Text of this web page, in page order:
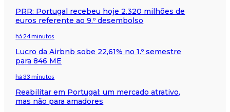
PRR: Portugal recebeu hoje 2.320 milhões de
euros referente ao 9.º desembolso
há 24 minutos
Lucro da Airbnb sobe 22,61% no 1.º semestre
para 846 ME
há 33 minutos
Reabilitar em Portugal: um mercado atrativo,
mas não para amadores